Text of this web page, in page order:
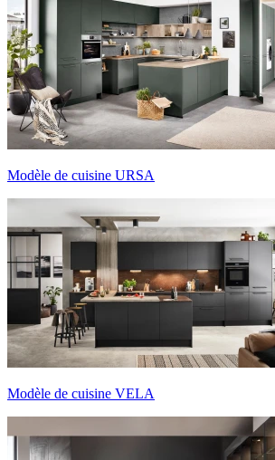
Modèle de cuisine URSA
Modèle de cuisine VELA